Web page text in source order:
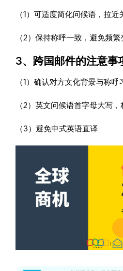
（1）可适度简化问候语，拉近
（2）保持称呼一致，避免频繁
3、跨国邮件的注意事
（1）确认对方文化背景与称呼
（2）英文问候语首字母大写
（3）避免中式英语直译